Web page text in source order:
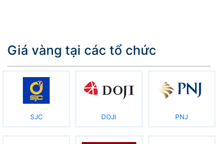
Giá vàng tại các tổ chức
SJC DOJI PNJ